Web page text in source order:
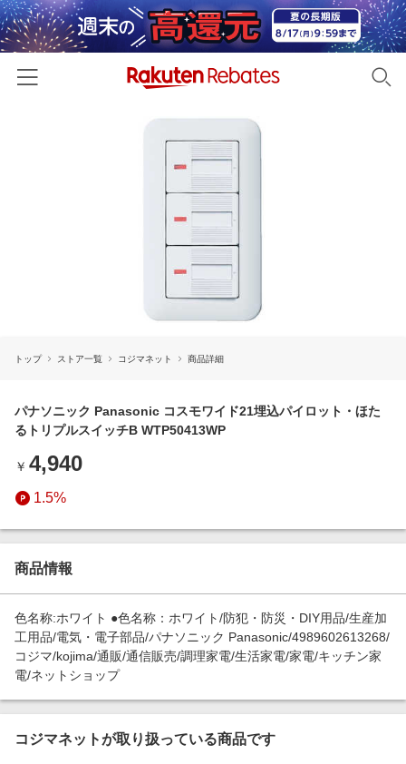
キッズ・ベビー用品
エンタメ
インテリア・寝具
ペット・花・DIY・車
旅行・レジャー・ホテル予約
生活・お役立ち
金融・マネー・保険
デジタルコンテンツ
ビジネス・その他サービス
電子書籍特集
楽天サービス特集
旅行特集
わくわく夏特集
Apple公式サイト×楽天カード分割払い
Qoo10メガポ
週末の高還元 夏の長期版
トップ ストア一覧 コジマネット 商品詳細
パナソニック Panasonic コスモワイド21埋込パイロット・ほた
るトリプルスイッチB WTP50413WP
￥ 4,940
1.5%
商品情報
色名称:ホワイト ●色名称：ホワイト/防犯・防災・DIY用品/生産加
工用品/電気・電子部品/パナソニック Panasonic/4989602613268/
コジマ/kojima/通販/通信販売/調理家電/生活家電/家電/キッチン家
電/ネットショップ
コジマネットが取り扱っている商品です